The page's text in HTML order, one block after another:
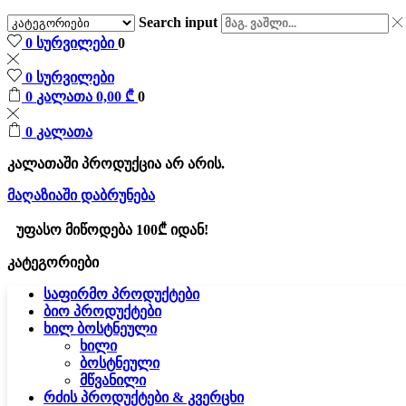
Search input
0 სურვილები0
0 სურვილები
0 კალათა 0,00 ₾ 0
0 კალათა
კალათაში პროდუქცია არ არის.
მაღაზიაში დაბრუნება
უფასო მიწოდება 100₾ იდან!
კატეგორიები
საფირმო პროდუქტები
ბიო პროდუქტები
ხილ ბოსტნეული
ხილი
ბოსტნეული
მწვანილი
რძის პროდუქტები & კვერცხი